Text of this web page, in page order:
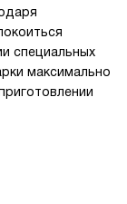
специальных
максимально